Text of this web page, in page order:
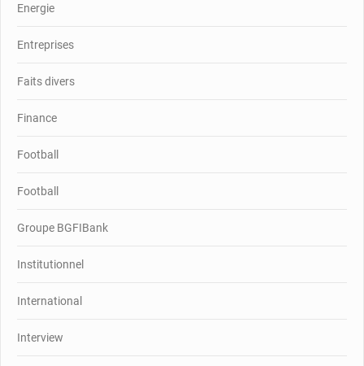
Energie
Entreprises
Faits divers
Finance
Football
Football
Groupe BGFIBank
Institutionnel
International
Interview